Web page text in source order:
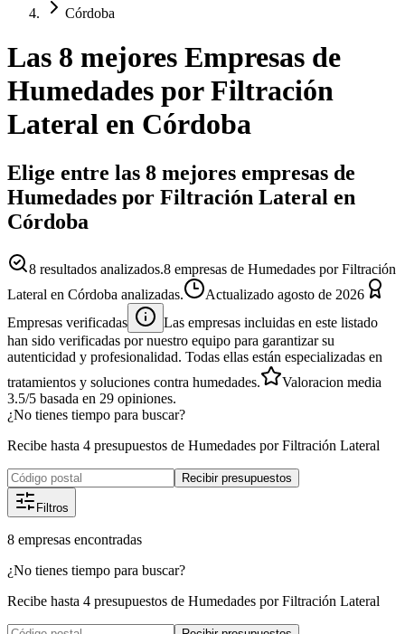
Córdoba
Las 8 mejores Empresas de
Humedades por Filtración
Lateral en Córdoba
Elige entre las 8 mejores empresas de
Humedades por Filtración Lateral en
Córdoba
8 resultados analizados.8 empresas de Humedades por Filtración
Lateral en Córdoba analizadas.
Actualizado agosto de 2026
Empresas verificadas
Las empresas incluidas en este listado
han sido verificadas por nuestro equipo para garantizar su
autenticidad y profesionalidad. Todas ellas están especializadas en
tratamientos y soluciones contra humedades.
Valoracion media
3.5/5 basada en 29 opiniones.
¿No tienes tiempo para buscar?
Recibe hasta 4 presupuestos de Humedades por Filtración Lateral
Recibir presupuestos
Filtros
8 empresas encontradas
¿No tienes tiempo para buscar?
Recibe hasta 4 presupuestos de Humedades por Filtración Lateral